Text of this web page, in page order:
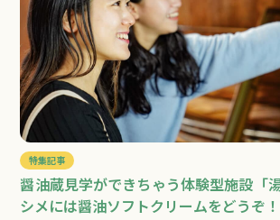
特集記事
醤油蔵見学ができちゃう体験型施設「
シメには醤油ソフトクリームをどうぞ！